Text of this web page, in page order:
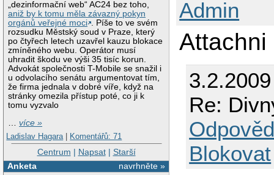
„dezinformační web“ AC24 bez toho,
aniž by k tomu měla závazný pokyn
orgánů veřejné moci . Píše to ve svém
rozsudku Městský soud v Praze, který
po čtyřech letech uzavřel kauzu blokace
zmíněného webu. Operátor musí
uhradit škodu ve výši 35 tisíc korun.
Advokát společnosti T-Mobile se snažil i
u odvolacího senátu argumentovat tím,
že firma jednala v dobré víře, když na
stránky omezila přístup poté, co ji k
tomu vyzvalo
…více »
Ladislav Hagara | Komentářů: 71
Centrum | Napsat| Starší
navrhněte »
Anketa
Admin
Attachni
Re:
Blokovat